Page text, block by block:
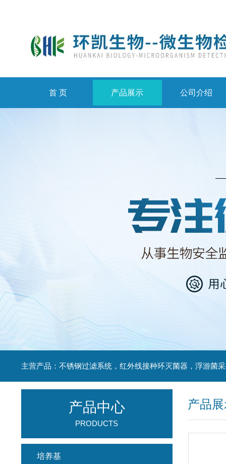
首 页 产品展示 公司介绍
产品
产品中心
PRODUCTS
培养基